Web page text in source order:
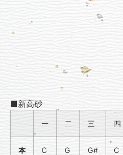
■新高砂
一 二 三 四
本
C G G# C